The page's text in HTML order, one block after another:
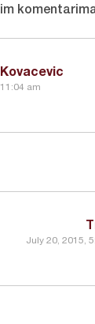
am
July 20, 2015,